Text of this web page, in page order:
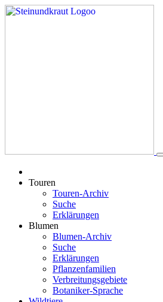
Touren
Touren-Archiv
Suche
Erklärungen
Blumen
Blumen-Archiv
Suche
Erklärungen
Pflanzenfamilien
Verbreitungsgebiete
Botaniker-Sprache